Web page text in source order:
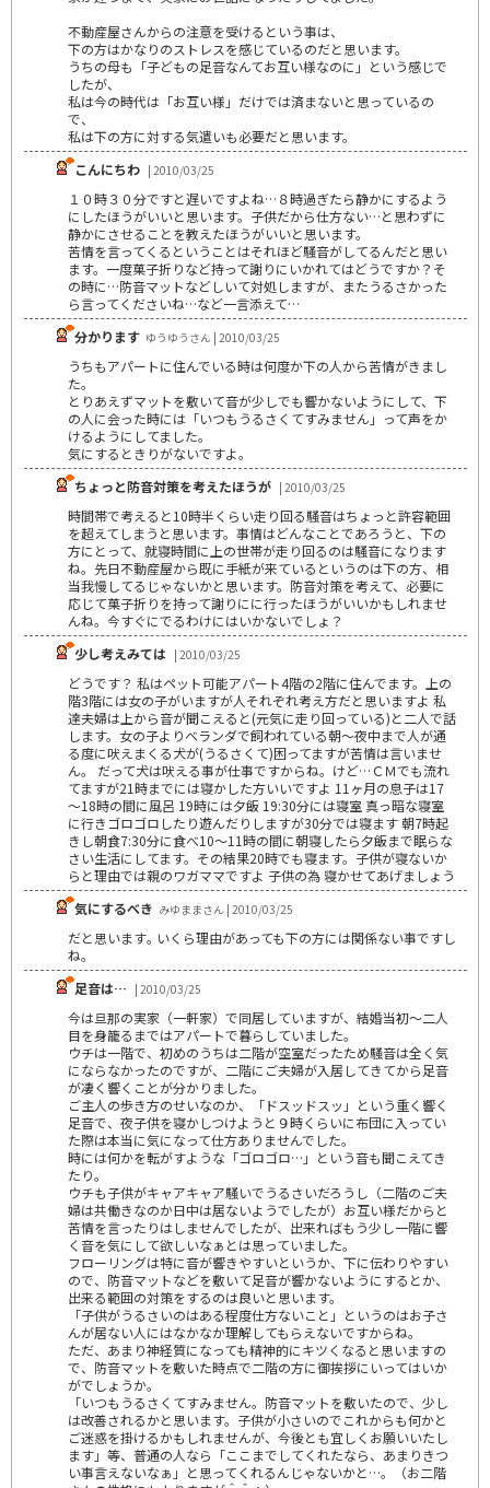
不動産屋さんからの注意を受けるという事は、
下の方はかなりのストレスを感じているのだと思います。
うちの母も「子どもの足音なんてお互い様なのに」という感じで
したが、
私は今の時代は「お互い様」だけでは済まないと思っているの
で、
私は下の方に対する気遣いも必要だと思います。
こんにちわ | 2010/03/25
１０時３０分ですと遅いですよね…８時過ぎたら静かにするよう
にしたほうがいいと思います。子供だから仕方ない…と思わずに
静かにさせることを教えたほうがいいと思います。
苦情を言ってくるということはそれほど騒音がしてるんだと思い
ます。一度菓子折りなど持って謝りにいかれてはどうですか？そ
の時に…防音マットなどしいて対処しますが、またうるさかった
ら言ってくださいね…など一言添えて…
分かります ゆうゆうさん | 2010/03/25
うちもアパートに住んでいる時は何度か下の人から苦情がきまし
た。
とりあえずマットを敷いて音が少しでも響かないようにして、下
の人に会った時には「いつもうるさくてすみません」って声をか
けるようにしてました。
気にするときりがないですよ。
ちょっと防音対策を考えたほうが | 2010/03/25
時間帯で考えると10時半くらい走り回る騒音はちょっと許容範囲
を超えてしまうと思います。事情はどんなことであろうと、下の
方にとって、就寝時間に上の世帯が走り回るのは騒音になります
ね。先日不動産屋から既に手紙が来ているというのは下の方、相
当我慢してるじゃないかと思います。防音対策を考えて、必要に
応じて菓子折りを持って謝りにに行ったほうがいいかもしれませ
んね。今すぐにでるわけにはいかないでしょ？
少し考えみては | 2010/03/25
どうです？ 私はペット可能アパート4階の2階に住んでます。上の
階3階には女の子がいますが人それぞれ考え方だと思いますよ 私
達夫婦は上から音が聞こえると(元気に走り回っている)と二人で話
します。女の子よりベランダで飼われている朝～夜中まで人が通
る度に吠えまくる犬が(うるさくて)困ってますが苦情は言いませ
ん。 だって犬は吠える事が仕事ですからね。けど…ＣＭでも流れ
てますが21時までには寝かした方いいですよ 11ヶ月の息子は17
～18時の間に風呂 19時には夕飯 19:30分には寝室 真っ暗な寝室
に行きゴロゴロしたり遊んだりしますが30分では寝ます 朝7時起
きし朝食7:30分に食べ10～11時の間に朝寝したら夕飯まで眠らな
さい生活にしてます。その結果20時でも寝ます。子供が寝ないか
らと理由では親のワガママですよ 子供の為 寝かせてあげましょう
気にするべき みゆままさん | 2010/03/25
だと思います｡ いくら理由があっても下の方には関係ない事ですし
ね｡
足音は… | 2010/03/25
今は旦那の実家（一軒家）で同居していますが、結婚当初～二人
目を身籠るまではアパートで暮らしていました。
ウチは一階で、初めのうちは二階が空室だったため騒音は全く気
にならなかったのですが、二階にご夫婦が入居してきてから足音
が凄く響くことが分かりました。
ご主人の歩き方のせいなのか、「ドスッドスッ」という重く響く
足音で、夜子供を寝かしつけようと９時くらいに布団に入ってい
た際は本当に気になって仕方ありませんでした。
時には何かを転がすような「ゴロゴロ…」という音も聞こえてき
たり。
ウチも子供がキャアキャア騒いでうるさいだろうし（二階のご夫
婦は共働きなのか日中は居ないようでしたが）お互い様だからと
苦情を言ったりはしませんでしたが、出来ればもう少し一階に響
く音を気にして欲しいなぁとは思っていました。
フローリングは特に音が響きやすいというか、下に伝わりやすい
ので、防音マットなどを敷いて足音が響かないようにするとか、
出来る範囲の対策をするのは良いと思います。
「子供がうるさいのはある程度仕方ないこと」というのはお子さ
んが居ない人にはなかなか理解してもらえないですからね。
ただ、あまり神経質になっても精神的にキツくなると思いますの
で、防音マットを敷いた時点で二階の方に御挨拶にいってはいか
がでしょうか。
「いつもうるさくてすみません。防音マットを敷いたので、少し
は改善されるかと思います。子供が小さいのでこれからも何かと
ご迷惑を掛けるかもしれませんが、今後とも宜しくお願いいたし
ます」等、普通の人なら「ここまでしてくれたなら、あまりきつ
い事言えないなぁ」と思ってくれるんじゃないかと…。（お二階